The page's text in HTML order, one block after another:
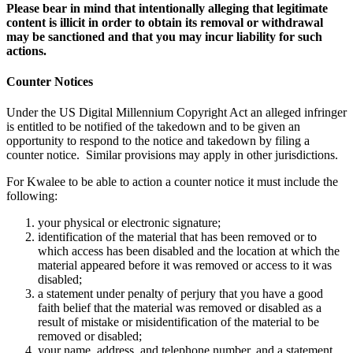
Please bear in mind that intentionally alleging that legitimate
content is illicit in order to obtain its removal or withdrawal
may be sanctioned and that you may incur liability for such
actions.
Counter Notices
Under the US Digital Millennium Copyright Act an alleged infringer
is entitled to be notified of the takedown and to be given an
opportunity to respond to the notice and takedown by filing a
counter notice. Similar provisions may apply in other jurisdictions.
For Kwalee to be able to action a counter notice it must include the
following:
your physical or electronic signature;
identification of the material that has been removed or to
which access has been disabled and the location at which the
material appeared before it was removed or access to it was
disabled;
a statement under penalty of perjury that you have a good
faith belief that the material was removed or disabled as a
result of mistake or misidentification of the material to be
removed or disabled;